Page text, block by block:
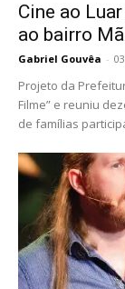
Cine ao
ao bairro
Gabriel Gouvêa -
Projeto da
Filme” e reuniu
de famílias